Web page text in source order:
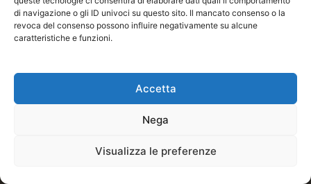
di navigazione o gli ID univoci su questo sito. Il mancato consenso o la
revoca del consenso possono influire negativamente su alcune
caratteristiche e funzioni.
Accetta
Nega
Visualizza le preferenze
Dividendo Banco BPM 2027: fissati acconto e
totale. Ecco le decisioni
6 Agosto 2026